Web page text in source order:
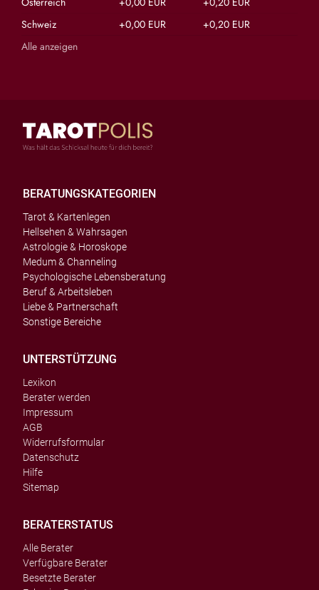
Schweiz
+0,00 EUR
+0,20 EUR
Alle anzeigen
BERATUNGSKATEGORIEN
Tarot & Kartenlegen
Hellsehen & Wahrsagen
Astrologie & Horoskope
Medum & Channeling
Psychologische Lebensberatung
Beruf & Arbeitsleben
Liebe & Partnerschaft
Sonstige Bereiche
UNTERSTÜTZUNG
Lexikon
Berater werden
Impressum
AGB
Widerrufsformular
Datenschutz
Hilfe
Sitemap
BERATERSTATUS
Alle Berater
Verfügbare Berater
Besetzte Berater